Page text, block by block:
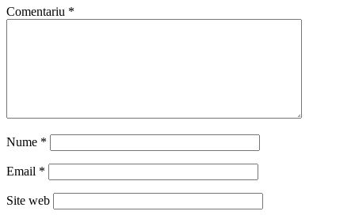
Comentariu *
Nume *
Email *
Site web